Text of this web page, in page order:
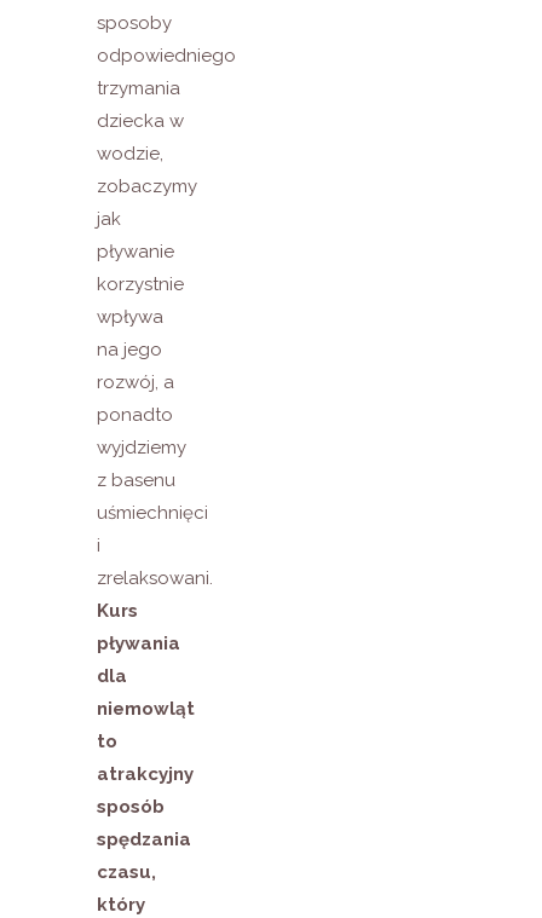
sposoby
odpowiedniego
trzymania
dziecka w
wodzie,
zobaczymy
jak
pływanie
korzystnie
wpływa
na jego
rozwój, a
ponadto
wyjdziemy
z basenu
uśmiechnięci
i
zrelaksowani.
Kurs
pływania
dla
niemowląt
to
atrakcyjny
sposób
spędzania
czasu,
który